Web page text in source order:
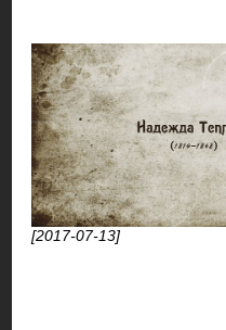
[2017-07-13]